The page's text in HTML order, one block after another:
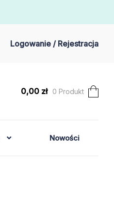
Logowanie / Rejestracja
0,00 zł 0 Produkt
Nowości